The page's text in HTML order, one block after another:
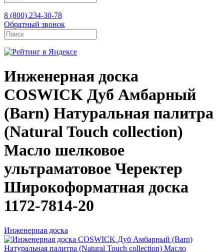
8 (800) 234-30-78
Обратный звонок
Инженерная доска
COSWICK Дуб Амбарный
(Barn) Натуральная палитра
(Natural Touch collection)
Масло шелковое
ультраматовое Черектер
Широкоформатная доска
1172-7814-20
Инженерная доска